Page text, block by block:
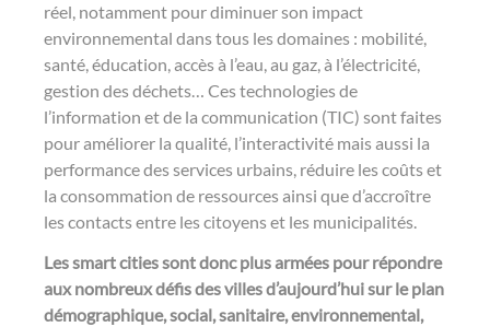
réel, notamment pour diminuer son impact
environnemental dans tous les domaines : mobilité,
santé, éducation, accès à l’eau, au gaz, à l’électricité,
gestion des déchets… Ces technologies de
l’information et de la communication (TIC) sont faites
pour améliorer la qualité, l’interactivité mais aussi la
performance des services urbains, réduire les coûts et
la consommation de ressources ainsi que d’accroître
les contacts entre les citoyens et les municipalités.
Les smart cities sont donc plus armées pour répondre
aux nombreux défis des villes d’aujourd’hui sur le plan
démographique, social, sanitaire, environnemental,